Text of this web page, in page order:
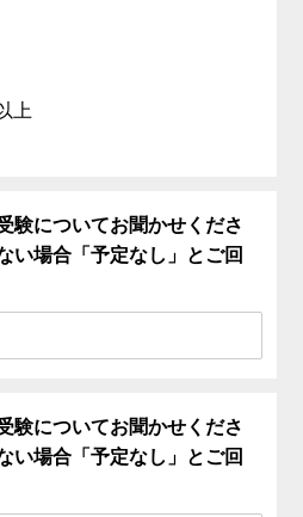
上
験についてお聞かせくださ
い場合「予定なし」とご回
験についてお聞かせくださ
い場合「予定なし」とご回